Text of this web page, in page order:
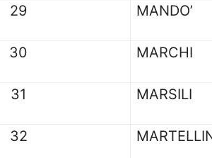
29 MANDO’
30 MARCHI
31 MARSILI
32